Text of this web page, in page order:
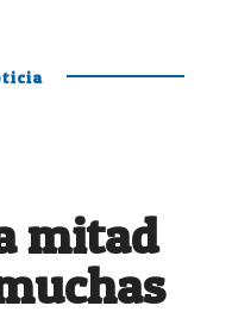
mitad